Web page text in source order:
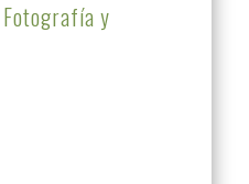
y